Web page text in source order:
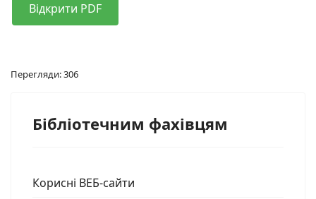
Відкрити PDF
Перегляди: 306
Бібліотечним фахівцям
Корисні ВЕБ-сайти